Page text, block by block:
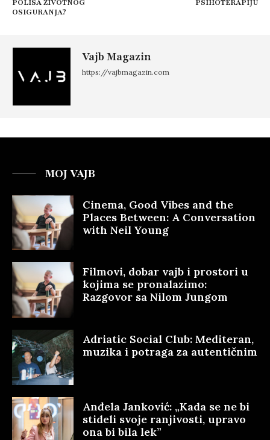
POLISA ŽIVOTNOG
OSIGURANJA?
PSIHOTERAPIJU
Vajb Magazin
https://vajbmagazin.com
MOJ VAJB
Cinema, Good Vibes and the
Places Between: A Conversation
with Neil Young
Filmovi, dobar vajb i prostori u
kojima se pronalazimo:
Razgovor sa Nilom Jungom
Adriatic Social Club: Mediteran,
muzika i potraga za autentičnim
Anđela Janković: „Kada se ne bi
stideli svoje ranjivosti, upravo
ona bi bila lek”